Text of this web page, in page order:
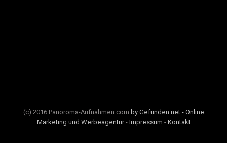
(c) 2016 Panoroma-Aufnahmen.com by Gefunden.net - Online
Marketing und Werbeagentur- Impressum - Kontakt